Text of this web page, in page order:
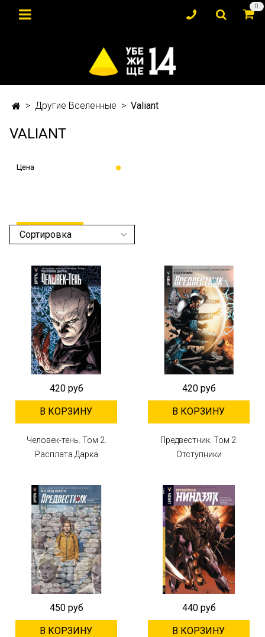
0
Другие Вселенные Valiant
VALIANT
Цена
ПРИМЕНИТЬ
420 руб
В КОРЗИНУ
Человек-тень. Том 2.
Расплата Дарка
420 руб
В КОРЗИНУ
Предвестник. Том 2.
Отступники
450 руб
В КОРЗИНУ
440 руб
В КОРЗИНУ